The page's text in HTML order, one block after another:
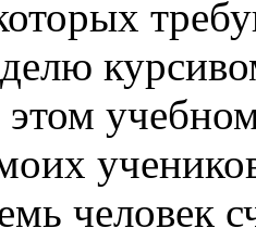
этом
человек